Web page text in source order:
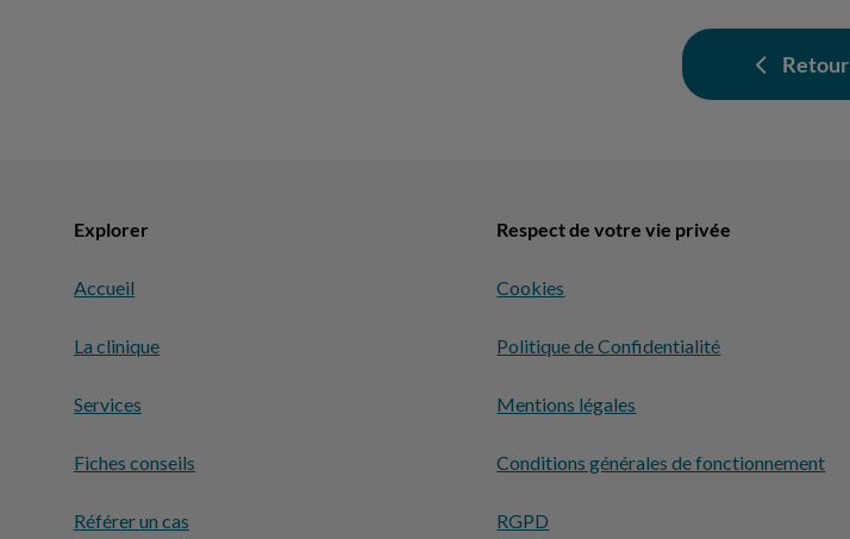
Retour
Explorer
Accueil
La clinique
Services
Fiches conseils
Référer un cas
Respect de votre vie privée
Cookies
Politique de Confidentialité
Mentions légales
Conditions générales de fonctionnement
RGPD